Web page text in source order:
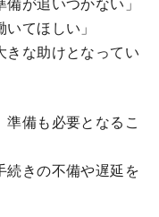
てほしい」
きな助けとなってい
備も必要となるこ
続きの不備や遅延を